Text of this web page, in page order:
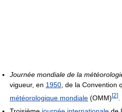
Journée mondiale de la
vigueur, en 1950 , de la Convention
météorologique mondiale (OMM) [2]